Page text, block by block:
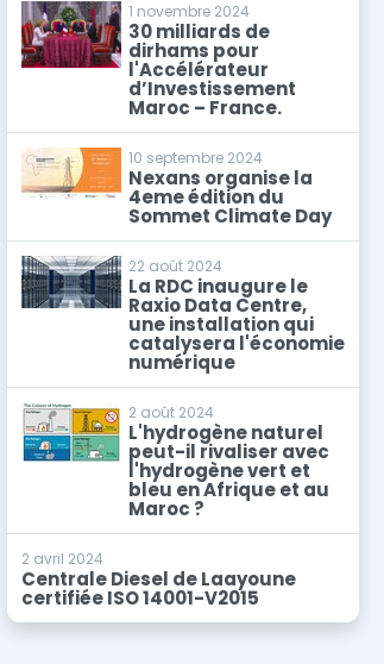
1 novembre 2024
30 milliards de
dirhams pour
l'Accélérateur
d’Investissement
Maroc – France.
10 septembre 2024
Nexans organise la
4eme édition du
Sommet Climate Day
22 août 2024
La RDC inaugure le
Raxio Data Centre,
une installation qui
catalysera l'économie
numérique
2 août 2024
L'hydrogène naturel
peut-il rivaliser avec
l'hydrogène vert et
bleu en Afrique et au
Maroc ?
2 avril 2024
Centrale Diesel de Laayoune
certifiée ISO 14001-V2015